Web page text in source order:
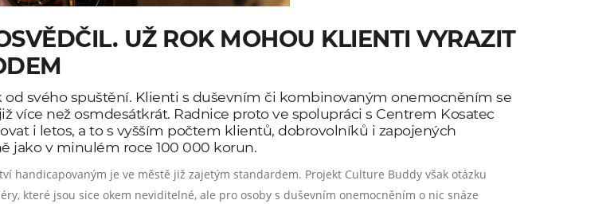
UŽ ROK MOHOU KLIENTI VYRAZIT
svého spuštění. Klienti s duševním či kombinovaným onemocněním se
více než osmdesátkrát. Radnice proto ve spolupráci s Centrem Kosatec
i letos, a to s vyšším počtem klientů, dobrovolníků i zapojených
jako v minulém roce 100 000 korun.
je ve městě již zajetým standardem. Projekt Culture Buddy však otázku
které jsou sice okem neviditelné, ale pro osoby s duševním onemocněním o nic snáze